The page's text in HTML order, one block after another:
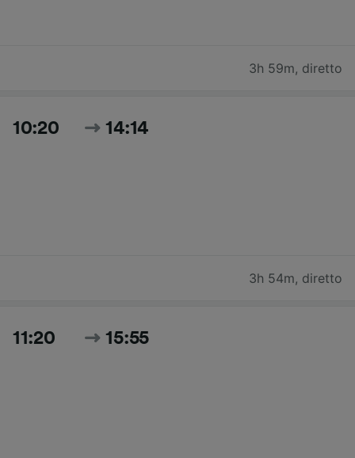
3h 59m, diretto
10:20 14:14
3h 54m, diretto
11:20 15:55